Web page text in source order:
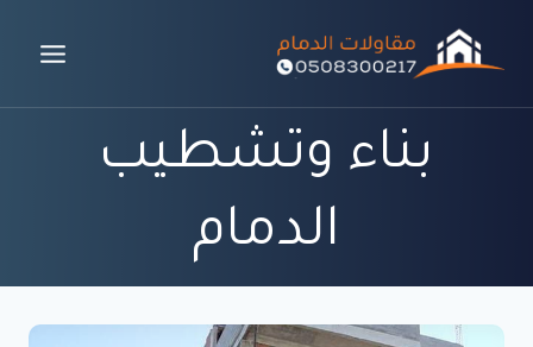
بناء وتشطيب
الدمام